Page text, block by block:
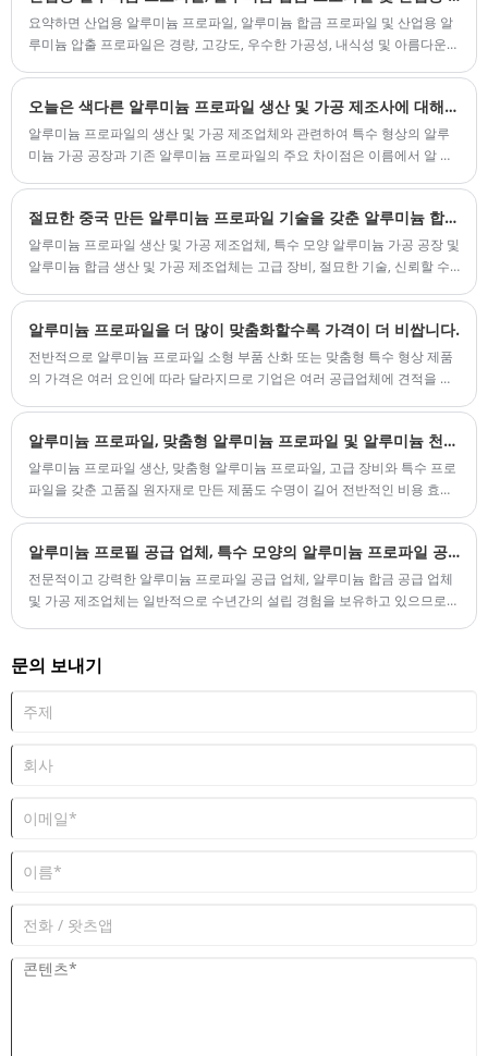
요약하면 산업용 알루미늄 프로파일, 알루미늄 합금 프로파일 및 산업용 알
루미늄 압출 프로파일은 경량, 고강도, 우수한 가공성, 내식성 및 아름다운
니다.
오늘은 색다른 알루미늄 프로파일 생산 및 가공 제조사에 대해 이야기해보겠습니다.
알루미늄 프로파일의 생산 및 가공 제조업체와 관련하여 특수 형상의 알루
미늄 가공 공장과 기존 알루미늄 프로파일의 주요 차이점은 이름에서 알 수
절묘한 중국 만든 알루미늄 프로파일 기술을 갖춘 알루미늄 합금 공급 업체
알루미늄 프로파일 생산 및 가공 제조업체, 특수 모양 알루미늄 가공 공장 및
알루미늄 합금 생산 및 가공 제조업체는 고급 장비, 절묘한 기술, 신뢰할 수
를 얻는 것.
알루미늄 프로파일을 더 많이 맞춤화할수록 가격이 더 비쌉니다.
전반적으로 알루미늄 프로파일 소형 부품 산화 또는 맞춤형 특수 형상 제품
의 가격은 여러 요인에 따라 달라지므로 기업은 여러 공급업체에 견적을 요
알루미늄 프로파일, 맞춤형 알루미늄 프로파일 및 알루미늄 천장의 생산 품질이 좋은가요?
알루미늄 프로파일 생산, 맞춤형 알루미늄 프로파일, 고급 장비와 특수 프로
파일을 갖춘 고품질 원자재로 만든 제품도 수명이 길어 전반적인 비용 효율
알루미늄 프로필 공급 업체, 특수 모양의 알루미늄 프로파일 공급 업체
전문적이고 강력한 알루미늄 프로파일 공급 업체, 알루미늄 합금 공급 업체
및 가공 제조업체는 일반적으로 수년간의 설립 경험을 보유하고 있으므로
문의 보내기